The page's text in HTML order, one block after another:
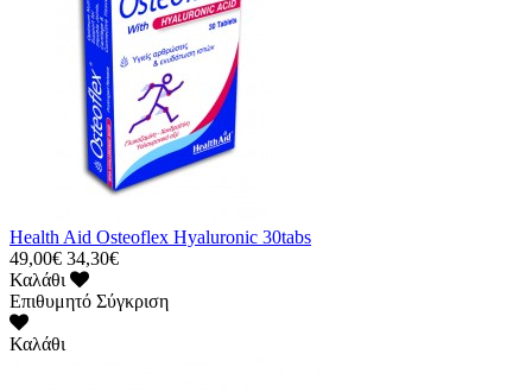
Health Aid Osteoflex Hyaluronic 30tabs
49,00€ 34,30€
Καλάθι
Επιθυμητό Σύγκριση
Καλάθι